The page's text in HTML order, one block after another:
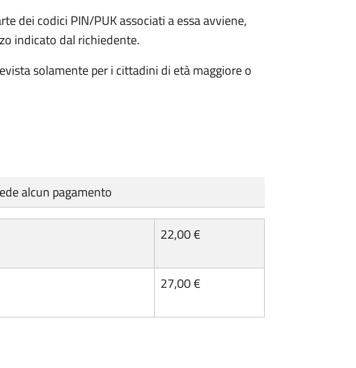
dei codici PIN/PUK associati a essa avviene,
indicato dal richiedente.
solamente per i cittadini di età maggiore o
alcun pagamento
22,00 €
27,00 €